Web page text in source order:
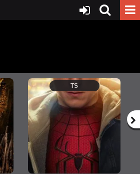
TS